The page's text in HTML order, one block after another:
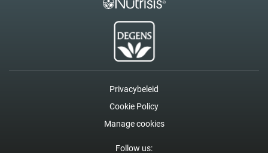
Privacybeleid
Cookie Policy
Manage cookies
Follow us: